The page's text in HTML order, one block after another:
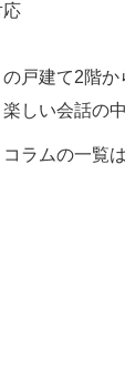
応
戸建て2階
しい会話の
コラムの一覧